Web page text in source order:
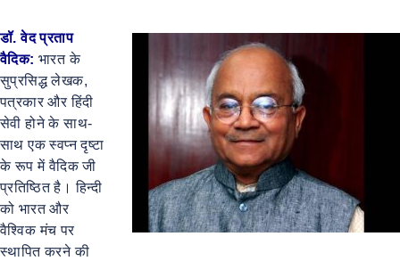
डॉ. वेद प्रताप
वैदिक: भारत के
सुप्रसिद्ध लेखक,
पत्रकार और हिंदी
सेवी होने के साथ-
साथ एक स्वप्न दृष्टा
के रूप में वैदिक जी
प्रतिष्ठित है। हिन्दी
को भारत और
वैश्विक मंच पर
स्थापित करने की